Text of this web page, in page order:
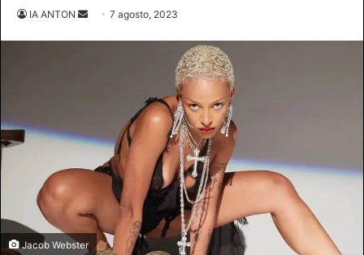
IA ANTON
Send7 agosto, 2023
Jacob Webster